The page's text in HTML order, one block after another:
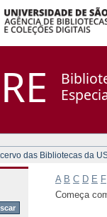
das Bibliotecas da
A B C D E F
Começa